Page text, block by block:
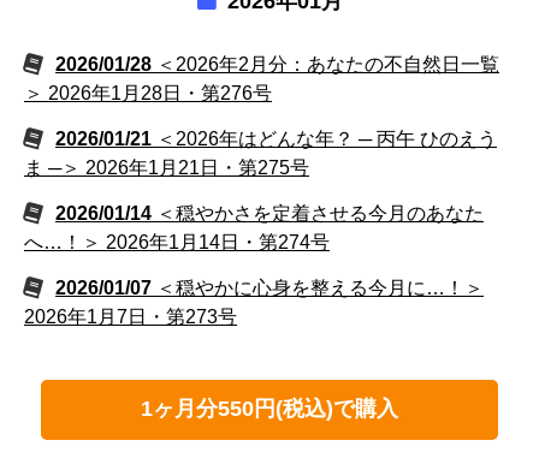
2026/01/28 ＜2026年2月分：あなたの不自然日一覧
＞ 2026年1月28日・第276号
2026/01/21 ＜2026年はどんな年？ ─ 丙午 ひのえう
ま ─＞ 2026年1月21日・第275号
2026/01/14 ＜穏やかさを定着させる今月のあなた
へ…！＞ 2026年1月14日・第274号
2026/01/07 ＜穏やかに心身を整える今月に…！＞
2026年1月7日・第273号
1ヶ月分550円(税込)で購入